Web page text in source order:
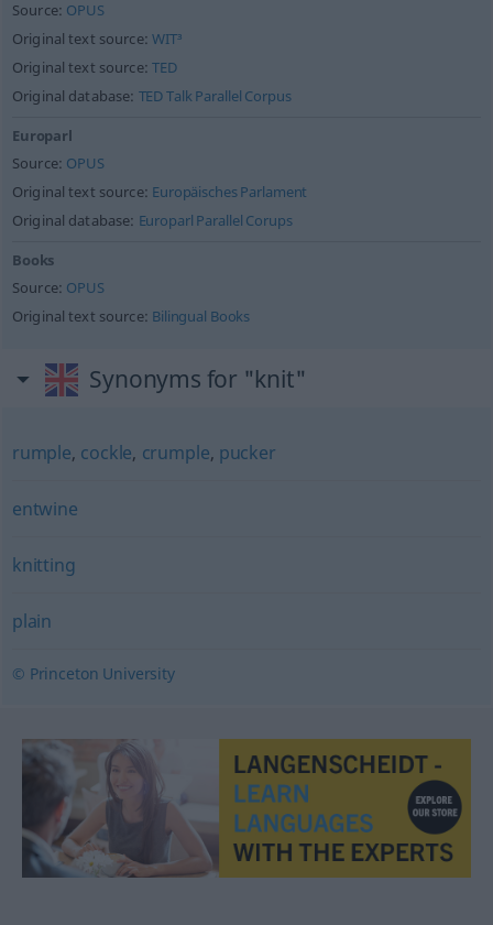
Source: OPUS
Original text source:WIT³
Original text source:TED
Original database: TED Talk Parallel Corpus
Europarl
Source: OPUS
Original text source: Europäisches Parlament
Original database: Europarl Parallel Corups
Books
Source: OPUS
Original text source: Bilingual Books
Synonyms for "knit"
rumple, cockle, crumple, pucker
entwine
knitting
plain
© Princeton University